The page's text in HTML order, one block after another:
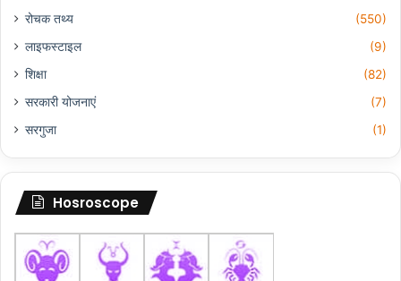
रोचक तथ्य
(550)
लाइफस्टाइल
(9)
शिक्षा
(82)
सरकारी योजनाएं
(7)
सरगुजा
(1)
Hosroscope